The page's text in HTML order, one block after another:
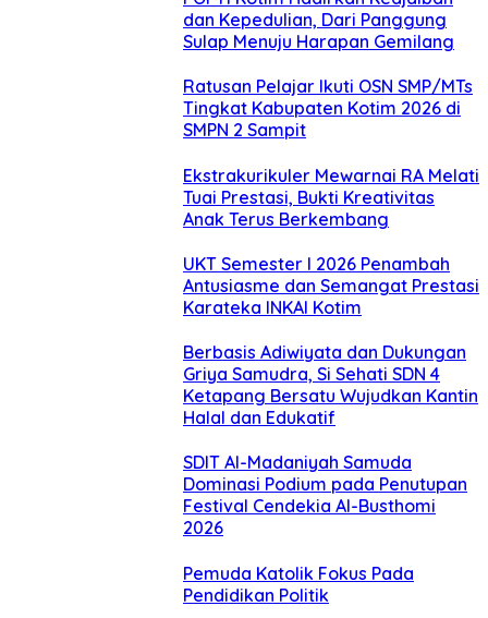
dan Kepedulian, Dari Panggung
Sulap Menuju Harapan Gemilang
Ratusan Pelajar Ikuti OSN SMP/MTs
Tingkat Kabupaten Kotim 2026 di
SMPN 2 Sampit
Ekstrakurikuler Mewarnai RA Melati
Tuai Prestasi, Bukti Kreativitas
Anak Terus Berkembang
UKT Semester I 2026 Penambah
Antusiasme dan Semangat Prestasi
Karateka INKAI Kotim
Berbasis Adiwiyata dan Dukungan
Griya Samudra, Si Sehati SDN 4
Ketapang Bersatu Wujudkan Kantin
Halal dan Edukatif
SDIT Al-Madaniyah Samuda
Dominasi Podium pada Penutupan
Festival Cendekia Al-Busthomi
2026
Pemuda Katolik Fokus Pada
Pendidikan Politik